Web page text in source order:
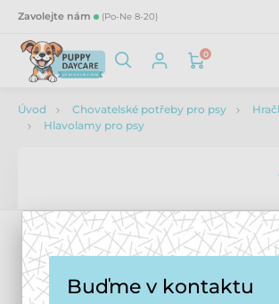
Zavolejte nám (Po-Ne 8-20)
0
Úvod Chovatelské potřeby pro psy
Hlavolamy pro psy
Buďme v kontaktu